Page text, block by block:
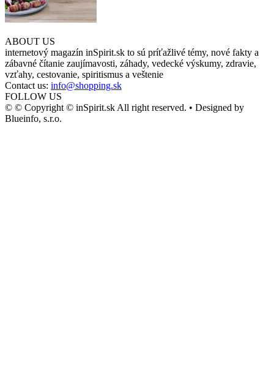
ABOUT US
internetový magazín inSpirit.sk to sú príťažlivé témy, nové fakty a
zábavné čítanie zaujímavosti, záhady, vedecké výskumy, zdravie,
vzťahy, cestovanie, spiritismus a veštenie
Contact us: info@shopping.sk
FOLLOW US
© © Copyright © inSpirit.sk All right reserved. • Designed by
Blueinfo, s.r.o.